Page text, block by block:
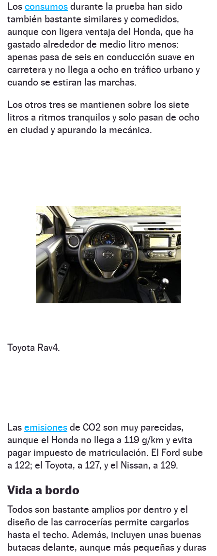
Los consumos durante la prueba han sido
también bastante similares y comedidos,
aunque con ligera ventaja del Honda, que ha
gastado alrededor de medio litro menos:
apenas pasa de seis en conducción suave en
carretera y no llega a ocho en tráfico urbano y
cuando se estiran las marchas.
Los otros tres se mantienen sobre los siete
litros a ritmos tranquilos y solo pasan de ocho
en ciudad y apurando la mecánica.
Toyota Rav4.
Las emisiones de CO2 son muy parecidas,
aunque el Honda no llega a 119 g/km y evita
pagar impuesto de matriculación. El Ford sube
a 122; el Toyota, a 127, y el Nissan, a 129.
Vida a bordo
Todos son bastante amplios por dentro y el
diseño de las carrocerías permite cargarlos
hasta el techo. Además, incluyen unas buenas
butacas delante, aunque más pequeñas y duras